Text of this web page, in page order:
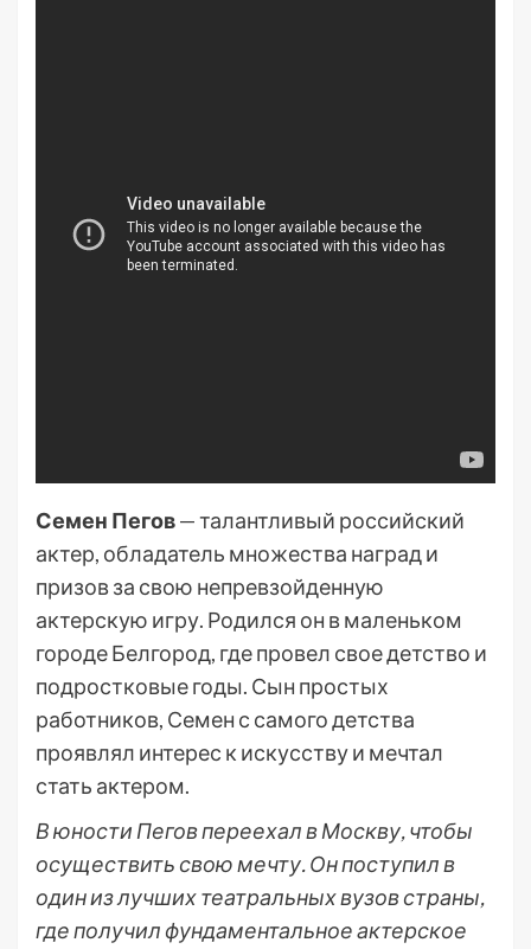
Семен Пегов— талантливый российский
актер, обладатель множества наград и
призов за свою непревзойденную
актерскую игру. Родился он в маленьком
городе Белгород, где провел свое детство и
подростковые годы. Сын простых
работников, Семен с самого детства
проявлял интерес к искусству и мечтал
стать актером.
В юности Пегов переехал в Москву, чтобы
осуществить свою мечту. Он поступил в
один из лучших театральных вузов страны,
где получил фундаментальное актерское